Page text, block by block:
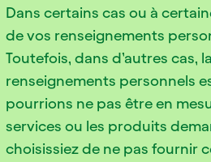
Dans certains cas ou à
de vos renseignements
Toutefois, dans d’autres cas,
renseignements personnels
pourrions ne pas être en
services ou les produits
choisissiez de ne pas fournir